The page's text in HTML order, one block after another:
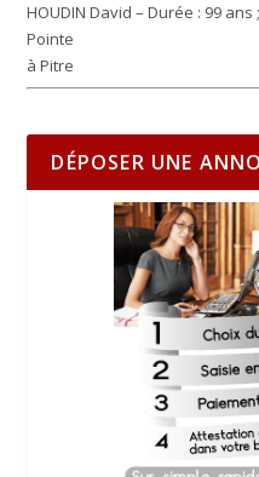
HOUDIN David – Durée : 99 ans
Pointe
à Pitre
DÉPOSER UNE